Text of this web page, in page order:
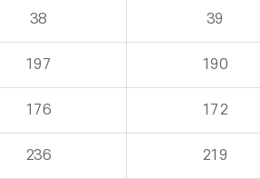
38 39
197 190
176 172
236 219